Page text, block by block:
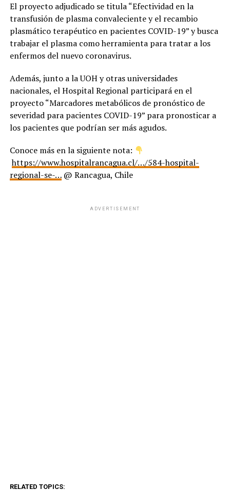
El proyecto adjudicado se titula “Efectividad en la
transfusión de plasma convaleciente y el recambio
plasmático terapéutico en pacientes COVID-19” y busca
trabajar el plasma como herramienta para tratar a los
enfermos del nuevo coronavirus.
Además, junto a la UOH y otras universidades
nacionales, el Hospital Regional participará en el
proyecto “Marcadores metabólicos de pronóstico de
severidad para pacientes COVID-19” para pronosticar a
los pacientes que podrían ser más agudos.
Conoce más en la siguiente nota:
https://www.hospitalrancagua.cl/…/584-hospital-
regional-se-…@ Rancagua, Chile
ADVERTISEMENT
RELATED TOPICS: